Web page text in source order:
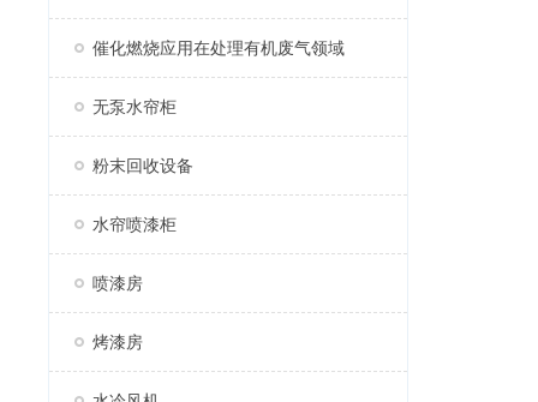
催化燃烧应用在处理有机废气领域
无泵水帘柜
粉末回收设备
水帘喷漆柜
喷漆房
烤漆房